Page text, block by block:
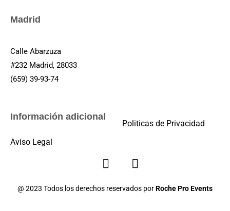
Madrid
Calle Abarzuza
#232 Madrid, 28033
(659) 39-93-74
Información adicional
Politicas de Privacidad
Aviso Legal
@ 2023 Todos los derechos reservados porRoche Pro Events